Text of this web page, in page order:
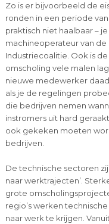
Zo is er bijvoorbeeld de
ronden in een periode
praktisch niet haalbaar –
machineoperateur van
Industriecoalitie. Ook is
omscholing vele malen
nieuwe medewerker
als je de regelingen
die bedrijven nemen
instromers uit hard
ook gekeken moeten
bedrijven.
De technische sectoren
naar werktrajecten’.
grote
regio’s werken
naar werk te krijgen.